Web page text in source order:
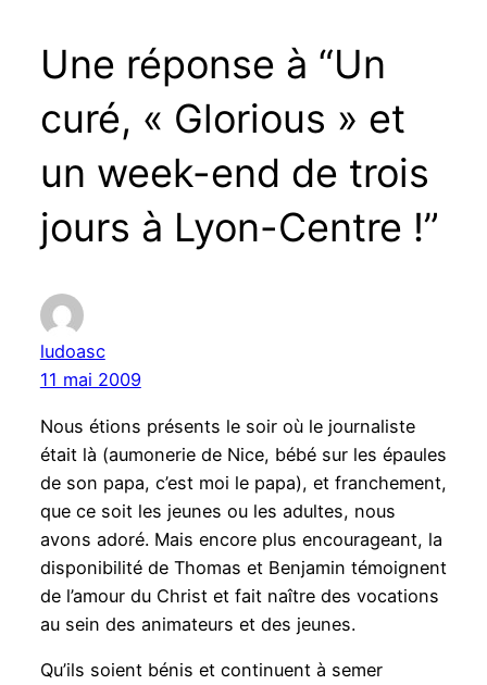
Une réponse à “Un
curé, « Glorious » et
un week-end de trois
jours à Lyon-Centre !”
ludoasc
11 mai 2009
Nous étions présents le soir où le journaliste
était là (aumonerie de Nice, bébé sur les épaules
de son papa, c’est moi le papa), et franchement,
que ce soit les jeunes ou les adultes, nous
avons adoré. Mais encore plus encourageant, la
disponibilité de Thomas et Benjamin témoignent
de l’amour du Christ et fait naître des vocations
au sein des animateurs et des jeunes.
Qu’ils soient bénis et continuent à semer